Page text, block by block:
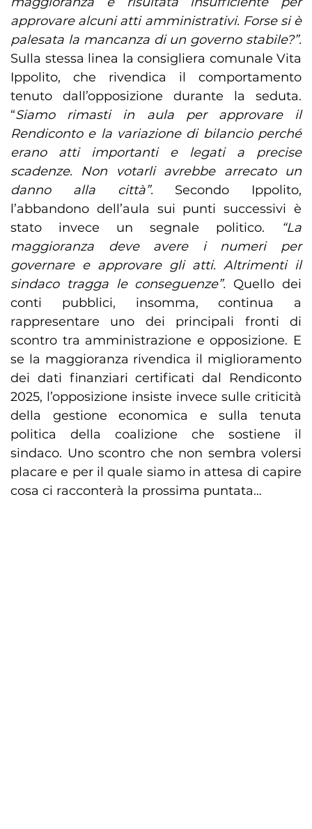
approvare alcuni atti amministrativi. Forse si è
palesata la mancanza di un governo stabile?”.
Sulla stessa linea la consigliera comunale Vita
Ippolito, che rivendica il comportamento
tenuto dall’opposizione durante la seduta.
“Siamo rimasti in aula per approvare il
Rendiconto e la variazione di bilancio perché
erano atti importanti e legati a precise
scadenze. Non votarli avrebbe arrecato un
danno alla città”. Secondo Ippolito,
l’abbandono dell’aula sui punti successivi è
stato invece un segnale politico.
“La
maggioranza deve avere i numeri per
governare e approvare gli atti. Altrimenti il
sindaco tragga le conseguenze”. Quello dei
conti pubblici, insomma, continua a
rappresentare uno dei principali fronti di
scontro tra amministrazione e opposizione. E
se la maggioranza rivendica il miglioramento
dei dati finanziari certificati dal Rendiconto
2025, l’opposizione insiste invece sulle criticità
della gestione economica e sulla tenuta
politica della coalizione che sostiene il
sindaco. Uno scontro che non sembra volersi
placare e per il quale siamo in attesa di capire
cosa ci racconterà la prossima puntata…